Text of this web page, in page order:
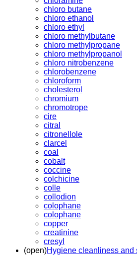
chloro butane
chloro ethanol
chloro ethyl
chloro methylbutane
chloro methylpropane
chloro methylpropanol
chloro nitrobenzene
chlorobenzene
chloroform
cholesterol
chromium
chromotrope
cire
citral
citronellole
clarcel
coal
cobalt
coccine
colchicine
colle
collodion
colophane
colophane
copper
creatinine
cresyl
(open)Hygiene cleanliness and